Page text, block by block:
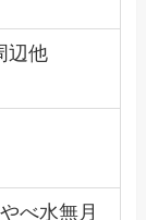
辺他
べ水無月